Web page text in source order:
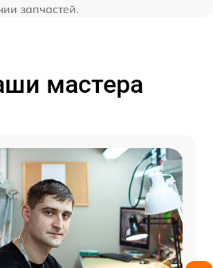
запчастей.
мастера